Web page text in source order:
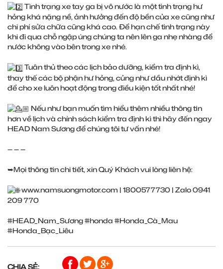
Tình trạng xe tay ga bị vô nước là một tình trạng hư
hỏng khá nặng nề, ảnh hưởng đến độ bền của xe cũng như
chi phí sửa chữa cũng khá cao. Để hạn chế tình trạng này
khi đi qua chỗ ngập úng chúng ta nên lên ga nhẹ nhàng để
nước không vào bên trong xe nhé.
Tuân thủ theo các lịch bảo dưỡng, kiểm tra định kì,
thay thế các bộ phận hư hỏng, củng như dầu nhớt định kì
để cho xe luôn hoạt động trong điều kiện tốt nhất nhé!
Nếu như bạn muốn tìm hiểu thêm nhiều thông tin
hơn về lịch và chính sách kiểm tra định kì thì hãy đến ngay
HEAD Nam Sương để chúng tôi tư vấn nhé!
— — —
➥Mọi thông tin chi tiết, xin Quý Khách vui lòng liên hệ:
www.namsuongmotor.com | 1800577730 | Zalo 0941
209 770
#HEAD_Nam_Sương#honda #Honda_Cà_Mau
#Honda_Bạc_Liêu
CHIA SẺ: